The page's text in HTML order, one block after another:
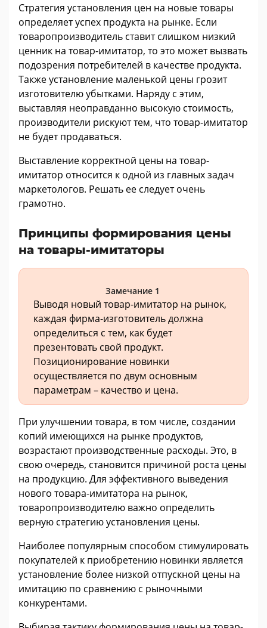
Стратегия установления цен на новые товары
определяет успех продукта на рынке. Если
товаропроизводитель ставит слишком низкий
ценник на товар-имитатор, то это может вызвать
подозрения потребителей в качестве продукта.
Также установление маленькой цены грозит
изготовителю убытками. Наряду с этим,
выставляя неоправданно высокую стоимость,
производители рискуют тем, что товар-имитатор
не будет продаваться.
Выставление корректной цены на товар-
имитатор относится к одной из главных задач
маркетологов. Решать ее следует очень
грамотно.
Принципы формирования цены
на товары-имитаторы
Замечание 1
Выводя новый товар-имитатор на рынок,
каждая фирма-изготовитель должна
определиться с тем, как будет
презентовать свой продукт.
Позиционирование новинки
осуществляется по двум основным
параметрам – качество и цена.
При улучшении товара, в том числе, создании
копий имеющихся на рынке продуктов,
возрастают производственные расходы. Это, в
свою очередь, становится причиной роста цены
на продукцию. Для эффективного выведения
нового товара-имитатора на рынок,
товаропроизводителю важно определить
верную стратегию установления цены.
Наиболее популярным способом стимулировать
покупателей к приобретению новинки является
установление более низкой отпускной цены на
имитацию по сравнению с рыночными
конкурентами.